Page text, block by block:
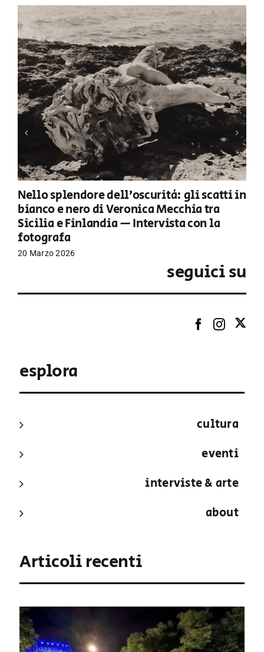
Nello splendore dell’oscurità: gli scatti in
bianco e nero di Veronica Mecchia tra
Sicilia e Finlandia — Intervista con la
fotografa
20 Marzo 2026
seguici su
esplora
cultura
eventi
interviste & arte
about
Articoli recenti